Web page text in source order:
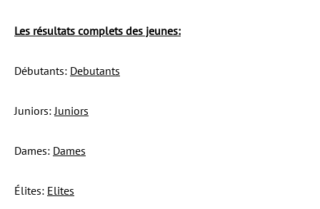
Les résultats complets des jeunes:
Débutants: Debutants
Juniors:Juniors
Dames: Dames
Élites: Elites